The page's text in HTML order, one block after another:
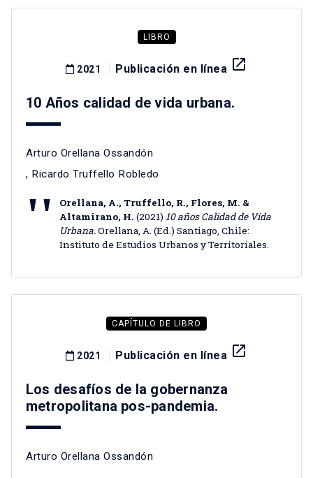
LIBRO
2021 Publicación en línea launch
10 Años calidad de vida urbana.
Arturo Orellana Ossandón
, Ricardo Truffello Robledo
Orellana, A., Truffello, R., Flores, M. &
Altamirano, H. (2021) 10 años Calidad de Vida
Urbana.Orellana, A. (Ed.) Santiago, Chile:
Instituto de Estudios Urbanos y Territoriales.
CAPÍTULO DE LIBRO
2021 Publicación en línea launch
Los desafíos de la gobernanza
metropolitana pos-pandemia.
Arturo Orellana Ossandón